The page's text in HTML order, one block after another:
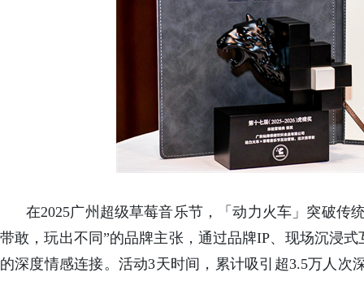
在2025广州超级草莓音乐节，「动力火车」突破传
带敢，玩出不同”的品牌主张，通过品牌IP、现场沉浸
的深度情感连接。活动3天时间，累计吸引超3.5万人次